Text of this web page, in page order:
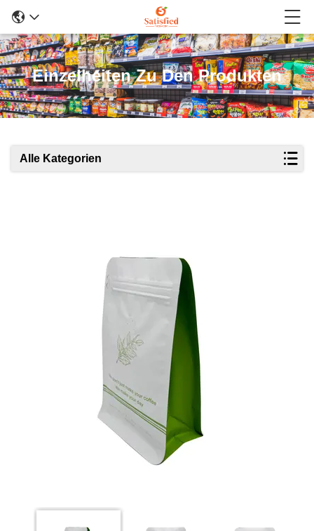
Einzelheiten Zu Den Produkten
Alle Kategorien